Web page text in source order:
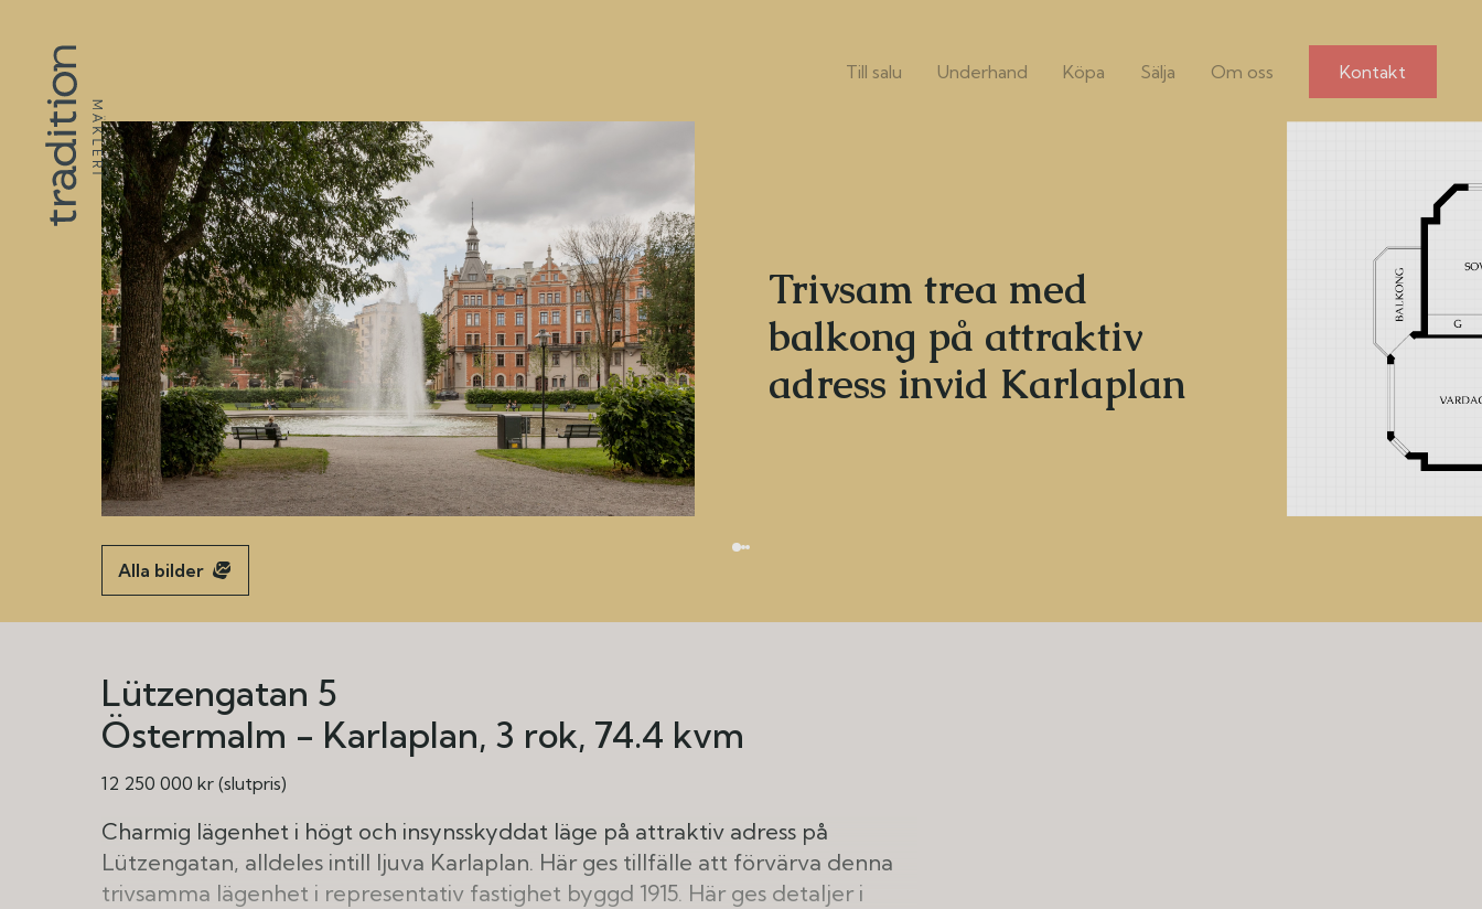
Till salu Underhand Köpa Sälja Om oss Kontakt
Trivsam trea med
balkong på attraktiv
adress invid Karlaplan
Alla bilder
Lützengatan 5
Östermalm - Karlaplan 3 rok 74.4 kvm
12 250 000 kr (slutpris)
Charmig lägenhet i högt och insynsskyddat läge på attraktiv adress på
Lützengatan, alldeles intill ljuva Karlaplan. Här ges tillfälle att förvärva denna
trivsamma lägenhet i representativ fastighet byggd 1915. Här ges detaljer i